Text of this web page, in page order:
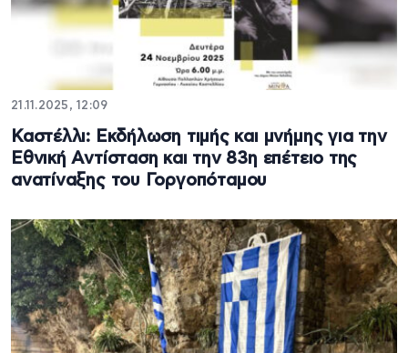
21.11.2025, 12:09
Καστέλλι: Εκδήλωση τιμής και μνήμης για την
Εθνική Αντίσταση και την 83η επέτειο της
ανατίναξης του Γοργοπόταμου